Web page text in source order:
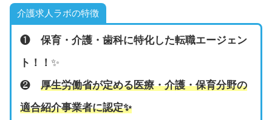
介護求人ラボの特徴
❶ 保育・介護・歯科に特化した転職エージェン
ト！！ ✨
❷ 厚生労働省が定める医療・介護・保育分野の
適合紹介事業者に認定✨